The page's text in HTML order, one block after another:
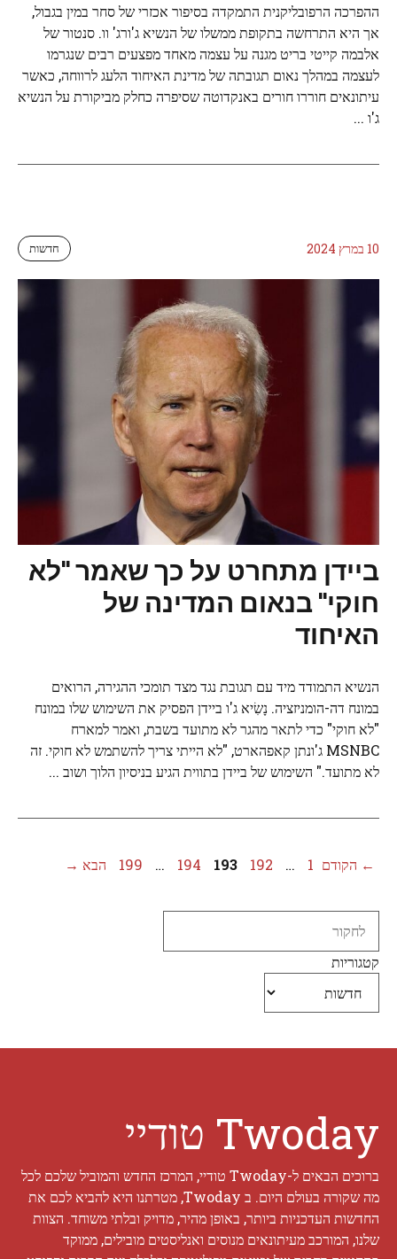
ההפרכה הרפובליקנית התמקדה בסיפור אכזרי של סחר במין בגבול,
אך היא התרחשה בתקופת ממשלו של הנשיא ג'ורג' וו. סנטור של
אלבמה קייטי בריט מגנה על עצמה מאחד מפצעים רבים שנגרמו
לעצמה במהלך נאום תגובתה של מדינת האיחוד הלעג לרווחה, כאשר
עיתונאים חוררו חורים באנקדוטה שסיפרה כחלק מביקורת על הנשיא
ג'ו ...
10 במרץ 2024 חדשות
ביידן מתחרט על כך שאמר "לא
חוקי" בנאום המדינה של
האיחוד
הנשיא התמודד מיד עם תגובת נגד מצד תומכי ההגירה, הרואים
במונח דה-הומניזציה. נָשִׂיא ג'ו ביידן הפסיק את השימוש שלו במונח
"לא חוקי" כדי לתאר מהגר לא מתועד בשבת, ואמר למארח
MSNBC ג'ונתן קאפהארט, "לא הייתי צריך להשתמש לא חוקי. זה
לא מתועד." השימוש של ביידן בתווית הגיע בניסיון הלוך ושוב ...
← הקודם עמוד1
… עמוד
192 עמוד
193 עמוד
194
… עמוד
199 הבא →
קטגוריות
Twoday טודיי
ברוכים הבאים ל-Twoday טודיי, המרכז החדש והמוביל שלכם לכל
מה שקורה בעולם היום. ב Twoday, מטרתנו היא להביא לכם את
החדשות העדכניות ביותר, באופן מהיר, מדויק ובלתי משוחד. הצוות
שלנו, המורכב מעיתונאים מנוסים ואנליסטים מובילים, ממוקד